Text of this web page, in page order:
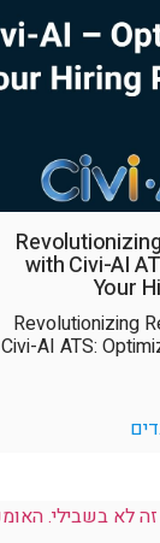
with Civi-AI
Your
Revolutionizing
Civi-AI ATS: